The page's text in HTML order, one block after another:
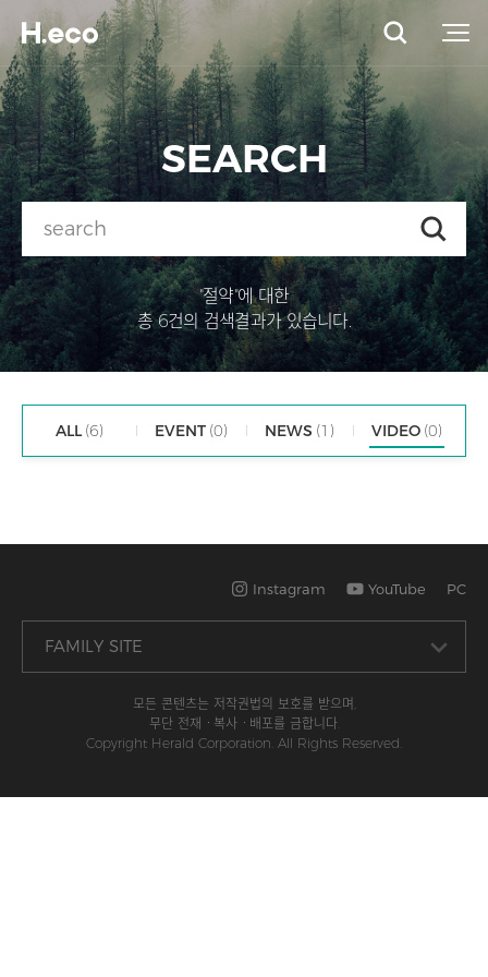
SEARCH
"절약"에 대한
총 6건의 검색결과가 있습니다.
ALL (6) EVENT (0) NEWS (1) VIDEO (0)
Instagram YouTube PC
모든 콘텐츠는 저작권법의 보호를 받으며,
무단 전재ㆍ복사ㆍ배포를 금합니다.
Copyright Herald Corporation. All Rights Reserved.